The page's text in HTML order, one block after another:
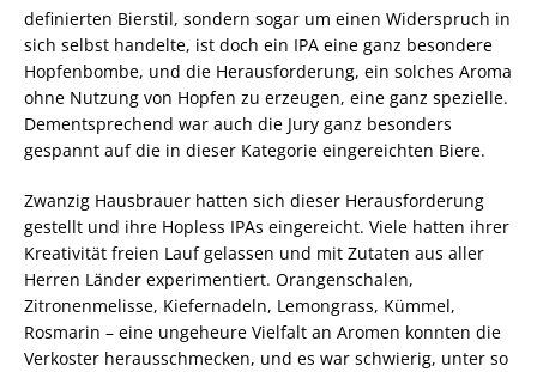
definierten Bierstil, sondern sogar um einen Widerspruch in
sich selbst handelte, ist doch ein IPA eine ganz besondere
Hopfenbombe, und die Herausforderung, ein solches Aroma
ohne Nutzung von Hopfen zu erzeugen, eine ganz spezielle.
Dementsprechend war auch die Jury ganz besonders
gespannt auf die in dieser Kategorie eingereichten Biere.
Zwanzig Hausbrauer hatten sich dieser Herausforderung
gestellt und ihre Hopless IPAs eingereicht. Viele hatten ihrer
Kreativität freien Lauf gelassen und mit Zutaten aus aller
Herren Länder experimentiert. Orangenschalen,
Zitronenmelisse, Kiefernadeln, Lemongrass, Kümmel,
Rosmarin – eine ungeheure Vielfalt an Aromen konnten die
Verkoster herausschmecken, und es war schwierig, unter so